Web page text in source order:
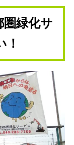
圏緑化サ
！